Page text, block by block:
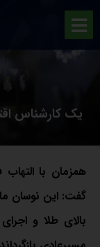
یک کارشناس
همزمان با
گفت: این نوسان
بالای طلا و